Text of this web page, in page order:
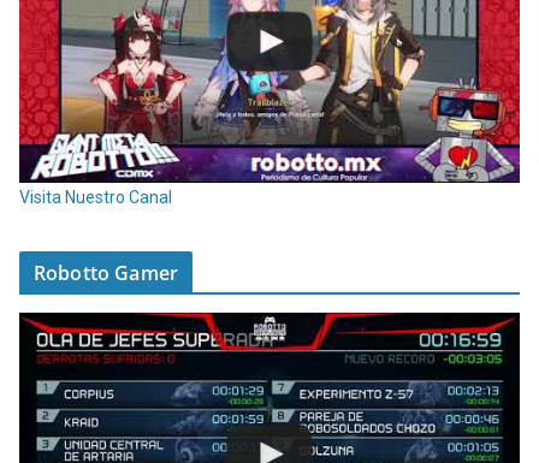
Visita Nuestro Canal
Robotto Gamer